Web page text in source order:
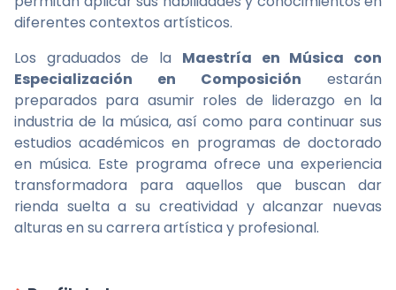
diferentes contextos artísticos.
Los graduados de la Maestría en Música con
Especialización en Composición estarán
preparados para asumir roles de liderazgo en la
industria de la música, así como para continuar sus
estudios académicos en programas de doctorado
en música. Este programa ofrece una experiencia
transformadora para aquellos que buscan dar
rienda suelta a su creatividad y alcanzar nuevas
alturas en su carrera artística y profesional.